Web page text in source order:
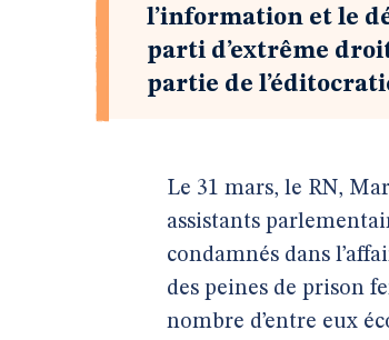
l’information et le
parti d’extrême
partie de
Le 31 mars, le RN,
assistants
condamnés dans
des peines de prison
nombre d’entre eux